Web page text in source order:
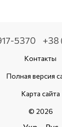
5370 +38
Контакты
Полная версия
Карта сайта
© 2026